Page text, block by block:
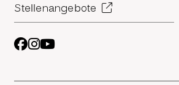
Stellenangebote